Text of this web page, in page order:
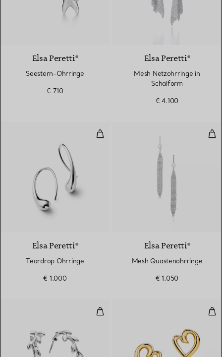
Elsa Peretti®
Seestern-Ohrringe
€ 710
Elsa Peretti®
Mesh Netzohrringe in
Schalform
€ 4.100
Teardrop Ohrringe
Elsa Peretti®
Teardrop Ohrringe
€ 1.000
Elsa Peretti®
Mesh Quastenohrringe
€ 1.050
Olive Leaf Kreolen